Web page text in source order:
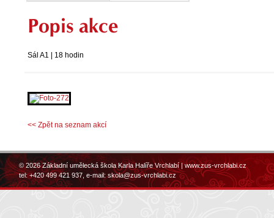
Popis akce
Sál A1 | 18 hodin
<< Zpět na seznam akcí
© 2026 Základní umělecká škola Karla Halíře Vrchlabí |www.zus-vrchlabi.cz
tel: +420 499 421 937, e-mail:skola@zus-vrchlabi.cz